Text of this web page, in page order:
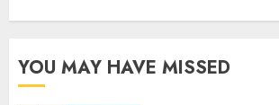
YOU MAY HAVE MISSED